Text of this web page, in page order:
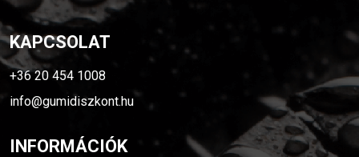
KAPCSOLAT
+36 20 454 1008
info@gumidiszkont.hu
INFORMÁCIÓK